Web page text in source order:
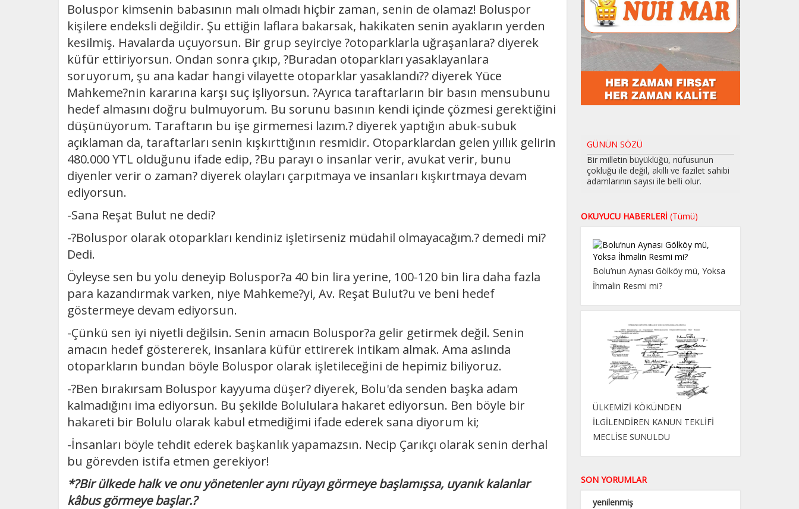
Boluspor kimsenin babasının malı olmadı hiçbir zaman, senin de olamaz! Boluspor
kişilere endeksli değildir. Şu ettiğin laflara bakarsak, hakikaten senin ayakların yerden
kesilmiş. Havalarda uçuyorsun. Bir grup seyirciye ?otoparklarla uğraşanlara? diyerek
küfür ettiriyorsun. Ondan sonra çıkıp, ?Buradan otoparkları yasaklayanlara
soruyorum, şu ana kadar hangi vilayette otoparklar yasaklandı?? diyerek Yüce
Mahkeme?nin kararına karşı suç işliyorsun. ?Ayrıca taraftarların bir basın mensubunu
hedef almasını doğru bulmuyorum. Bu sorunu basının kendi içinde çözmesi gerektiğini
düşünüyorum. Taraftarın bu işe girmemesi lazım.? diyerek yaptığın abuk-subuk
açıklaman da, taraftarları senin kışkırttığının resmidir. Otoparklardan gelen yıllık gelirin
480.000 YTL olduğunu ifade edip, ?Bu parayı o insanlar verir, avukat verir, bunu
diyenler verir o zaman? diyerek olayları çarpıtmaya ve insanları kışkırtmaya devam
ediyorsun.
-Sana Reşat Bulut ne dedi?
-?Boluspor olarak otoparkları kendiniz işletirseniz müdahil olmayacağım.? demedi mi?
Dedi.
Öyleyse sen bu yolu deneyip Boluspor?a 40 bin lira yerine, 100-120 bin lira daha fazla
para kazandırmak varken, niye Mahkeme?yi, Av. Reşat Bulut?u ve beni hedef
göstermeye devam ediyorsun.
-Çünkü sen iyi niyetli değilsin. Senin amacın Boluspor?a gelir getirmek değil. Senin
amacın hedef göstererek, insanlara küfür ettirerek intikam almak. Ama aslında
otoparkların bundan böyle Boluspor olarak işletileceğini de hepimiz biliyoruz.
-?Ben bırakırsam Boluspor kayyuma düşer? diyerek, Bolu'da senden başka adam
kalmadığını ima ediyorsun. Bu şekilde Bolululara hakaret ediyorsun. Ben böyle bir
hakareti bir Bolulu olarak kabul etmediğimi ifade ederek sana diyorum ki;
-İnsanları böyle tehdit ederek başkanlık yapamazsın. Necip Çarıkçı olarak senin derhal
bu görevden istifa etmen gerekiyor!
*?Bir ülkede halk ve onu yönetenler aynı rüyayı görmeye başlamışsa, uyanık kalanlar
kâbus görmeye başlar.?
GÜNÜN SÖZÜ
Bir milletin büyüklüğü, nüfusunun
çokluğu ile değil, akıllı ve fazilet sahibi
adamlarının sayısı ile belli olur.
OKUYUCU HABERLERİ (Tümü)
Bolu’nun Aynası Gölköy mü, Yoksa
İhmalin Resmi mi?
ÜLKEMİZİ KÖKÜNDEN
İLGİLENDİREN KANUN TEKLİFİ
MECLİSE SUNULDU
SON YORUMLAR
yenilenmiş